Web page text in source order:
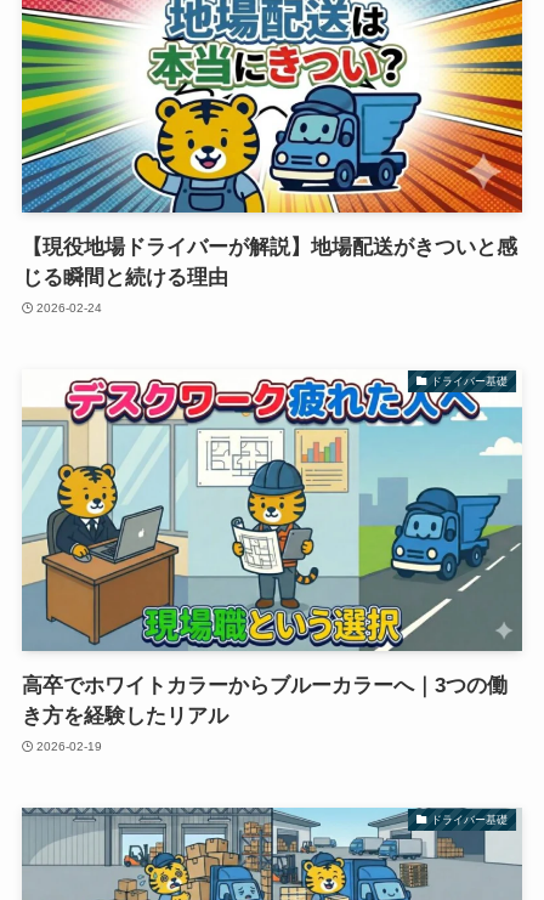
【現役地場ドライバーが解説】地場配送がきついと感
じる瞬間と続ける理由
2026-02-24
ドライバー基礎
高卒でホワイトカラーからブルーカラーへ｜3つの働
き方を経験したリアル
2026-02-19
ドライバー基礎